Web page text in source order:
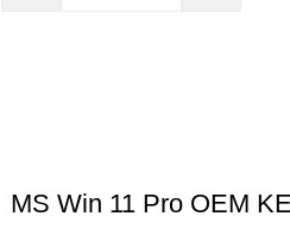
MS Win 11 Pro OEM